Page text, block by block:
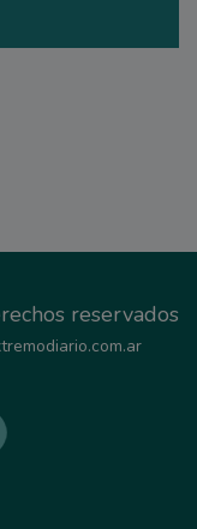
reservados